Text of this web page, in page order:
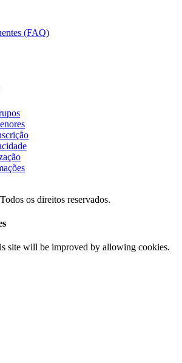
(FAQ)
os direitos reservados.
site will be improved by allowing cookies.